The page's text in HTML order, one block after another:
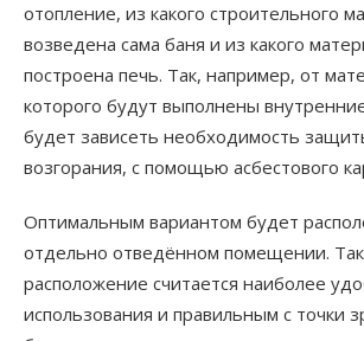
отопление, из какого строительного
возведена сама баня и из какого
построена печь. Так, например, от
которого будут выполнены
будет зависеть необходимость
возгорания, с помощью асбестового
Оптимальным вариантом будет
отдельно отведённом помещении.
расположение считается наиболее
использования и правильным с точки